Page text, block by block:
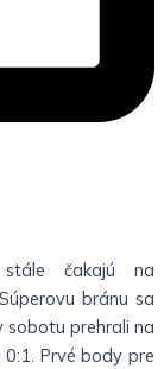
stále čakajú na
bránu sa
sobotu prehrali na
Prvé body pre